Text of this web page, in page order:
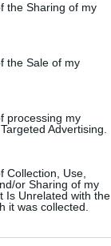
usage behaviour.
Google and its
specified purposes
the Sharing of my
the Sale of my
processing my
Advertising.
Collection, Use,
or Sharing of my
Is Unrelated with the
it was collected.
SAG Awards
τάσεις
red carpet style
καλύτερο! Ποιος
πίσω από
Σουζα
στα